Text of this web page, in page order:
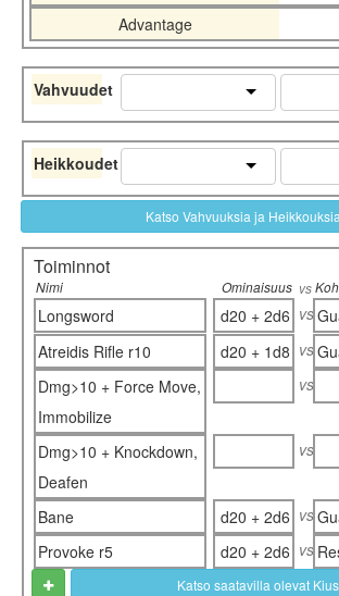
Advantage
Vahvuudet
Heikkoudet
Katso Vahvuuksia ja
Toiminnot
Nimi Ominaisuus vs
Longsword d20 + 2d6 vs
Atreidis Rifle r10
d20 + 1d8 vs
Dmg>10 + Force Move,
Immobilize
vs
Dmg>10 + Knockdown,
Deafen
vs
Bane d20 + 2d6 vs
Provoke r5
d20 + 2d6 vs
Katso saatavilla olevat